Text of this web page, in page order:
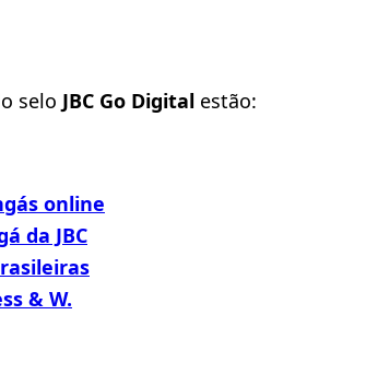
selo JBC Go Digital estão:
online
da JBC
& W.